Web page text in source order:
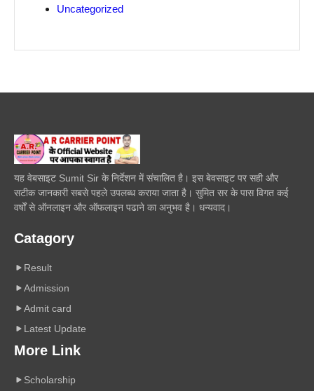
Uncategorized
यह वेबसाइट Sumit Sir के निर्देशन में संचालित है। इस बेवसाइट पर सही और
सटीक जानकारी सबसे पहले उपलब्ध कराया जाता है। सुमित सर के पास विगत कई
वर्षों से ऑनलाइन और ऑफलाइन पढाने का अनुभव है। धन्यवाद।
Catagory
Result
Admission
Admit card
Latest Update
More Link
Scholarship